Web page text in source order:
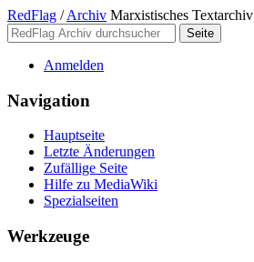
RedFlag / Archiv Marxistisches Textarchiv
Anmelden
Navigation
Hauptseite
Letzte Änderungen
Zufällige Seite
Hilfe zu MediaWiki
Spezialseiten
Werkzeuge